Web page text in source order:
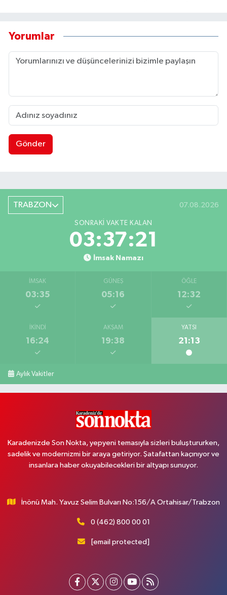
Yorumlar
Gönder
TRABZON 07.08.2026
SONRAKI VAKTE KALAN
03:37:20
İmsak Namazı
İMSAK
03:35
GÜNEŞ
05:16
ÖĞLE
12:32
İKINDI
16:24
AKŞAM
19:38
YATSI
21:13
Aylık Vakitler
Karadenizde Son Nokta, yepyeni temasıyla sizleri buluştururken,
sadelik ve modernizmi bir araya getiriyor. Şatafattan kaçınıyor ve
insanlara haber okuyabilecekleri bir altyapı sunuyor.
İnönü Mah. Yavuz Selim Bulvarı No:156/A Ortahisar/Trabzon
0 (462) 800 00 01
[email protected]